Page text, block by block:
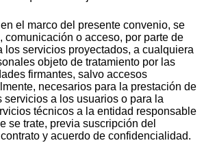
el marco del presente convenio, se
comunicación o acceso, por parte de
los servicios proyectados, a cualquiera
objeto de tratamiento por las
firmantes, salvo accesos
necesarios para la prestación de
servicios a los usuarios o para la
técnicos a la entidad responsable
se trate, previa suscripción del
y acuerdo de confidencialidad.